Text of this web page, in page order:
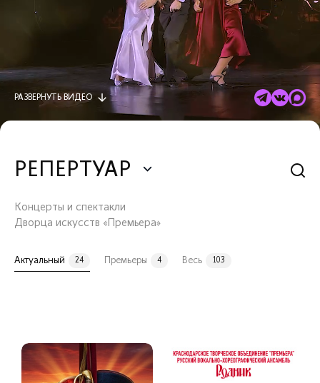
РАЗВЕРНУТЬ ВИДЕО
РЕПЕРТУАР
Концерты и спектакли
Дворца искусств «Премьера»
Актуальный 24 Премьеры 4 Весь 103